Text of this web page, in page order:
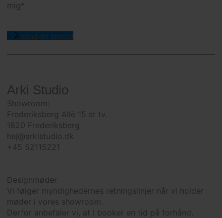
mig*
Send din besked
Arki Studio
Showroom:
Frederiksberg Allé 15 st tv.
1820 Frederiksberg
hej@arkistudio.dk
+45 52115221
Designmøder
Vi følger myndighedernes retningslinjer når vi holder
møder i vores showroom.
Derfor anbefaler vi, at I booker en tid på forhånd.